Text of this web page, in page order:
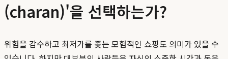
(charan)'을 선택하는가?
위험을 감수하고 최저가를 좇는 모험적인 쇼핑도 의미가 있을 수